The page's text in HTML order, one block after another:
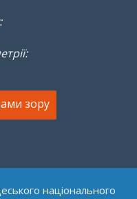
зору
національного